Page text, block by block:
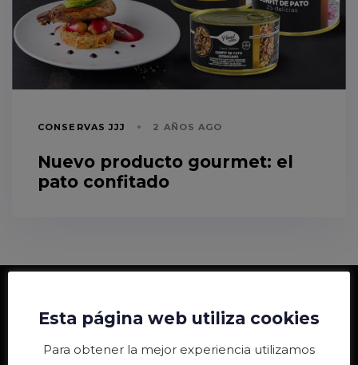
CONSERVAS JJJ 2 AÑOS AGO
Nuevo producto gourmet: el
pato confitado
Esta página web utiliza cookies
Para obtener la mejor experiencia utilizamos